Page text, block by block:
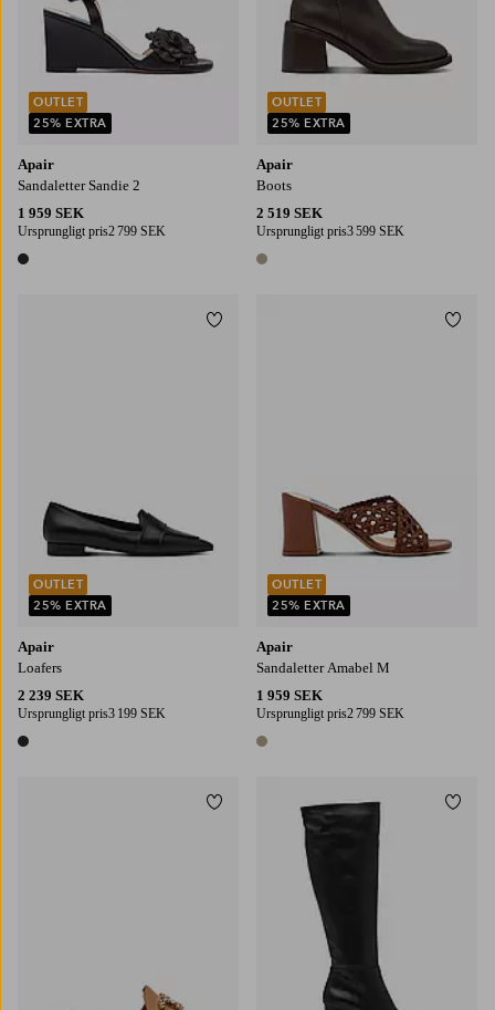
Apair
Sandaletter Sandie 2
1 959 SEK
Ursprungligt pris2 799 SEK
1 färg
OUTLET
25% EXTRA
Apair
Boots
2 519 SEK
Ursprungligt pris3 599 SEK
1 färg
OUTLET
25% EXTRA
Apair
Loafers
2 239 SEK
Ursprungligt pris3 199 SEK
1 färg
OUTLET
25% EXTRA
Lägg till i favoriter
Apair
Sandaletter Amabel M
1 959 SEK
Ursprungligt pris2 799 SEK
1 färg
OUTLET
25% EXTRA
Lägg till i favoriter